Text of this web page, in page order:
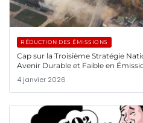
RÉDUCTION DES ÉMISSIONS
Cap sur la Troisième Stratégie
Avenir Durable et Faible en
4 janvier 2026